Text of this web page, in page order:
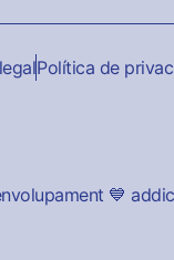
Política de
💙